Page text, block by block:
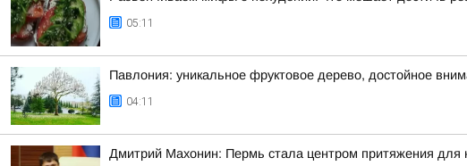
05:11
Павлония: уникальное фруктовое дерево, достойное
04:11
Дмитрий Махонин: Пермь стала центром притяжения для